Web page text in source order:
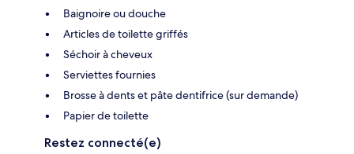
Baignoire ou douche
Articles de toilette griffés
Séchoir à cheveux
Serviettes fournies
Brosse à dents et pâte dentifrice (sur demande)
Papier de toilette
Restez connecté(e)